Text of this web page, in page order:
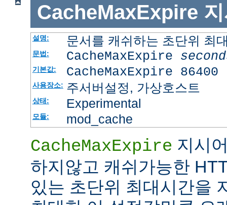
CacheMaxExpire
설명: 문서를 캐쉬하는 초단위 최
문법: CacheMaxExpire
기본값: CacheMaxExpire 86400
사용장소: 주서버설정, 가상호스트
상태: Experimental
모듈: mod_cache
CacheMaxExpire 지시
하지않고 캐쉬가능한
있는 초단위 최대시간을